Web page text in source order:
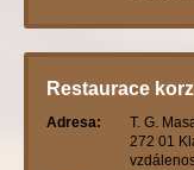
Restaurace
Adresa:
T. G.
272 01